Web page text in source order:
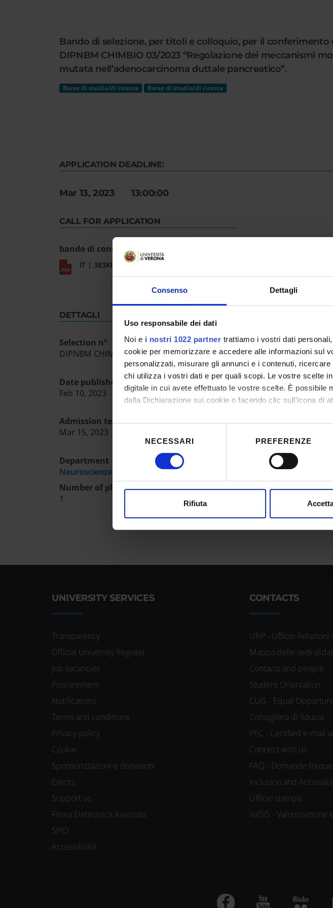
Consenso Dettagli
Uso responsabile dei dati
Noi e i nostri 1022 partner trattiamo i vostri dati
cookie per memorizzare e accedere alle informazioni sul
personalizzati, misurare gli annunci e i contenuti,
chi utilizza i vostri dati e per quali scopi. Le vostre scelte
digitale in cui avete effettuato le vostre scelte. È
dalla Dichiarazione sui cookie o facendo clic sull'icona di
Con il tuo consenso, vorremmo anche:
raccogliere informazioni sulla tua posizione
Approfondisci come vengono elaborati i tuoi dati personali
Utilizziamo i cookie per personalizzare contenuti ed
NECESSARI PREFERENZE
Rifiuta
Bando di selezione, per titoli e colloquio, per il
DIPNBM CHIMBIO 03/2023 “Regolazione dei meccanismi
mutata nell’adenocarcinoma duttale pancreatico”.
Borse di studio/di ricerca Borse di studio/di ricerca
APPLICATION DEADLINE:
Mar 13, 2023 13:00:00
CALL FOR APPLICATION
bando di concorso
IT | 383Kb
DETTAGLI
Selection n°
DIPNBM CHIMBIO 03/2023
Date published in the official register
Feb 10, 2023
Admission test date
Mar 15, 2023
Department
Neuroscienze, Biomedicina e Movimento
Number of places
1
UNIVERSITY SERVICES
Transparency
Official University Register
Job vacancies
Procurement
Notifications
Terms and conditions
Privacy policy
Cookie
Sponsorizzazioni e donazioni
Events
Support us
Firma Elettronica Avanzata
SPID
Accessibilità
CONTACTS
URP - Ufficio
Mappa delle sedi
Contacts and people
Student Orientation
CUG - Equal
Consigliera di fiducia
PEC - Certified e-mail
Connect with us
FAQ - Domande
Inclusion and
Ufficio stampa
VaDiS - Valorizzazione